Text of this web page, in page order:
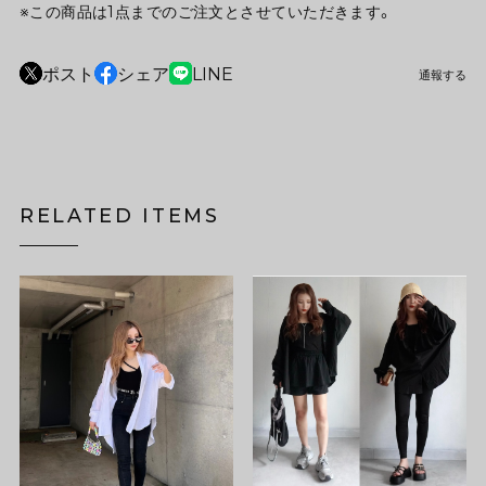
※この商品は1点までのご注文とさせていただきます。
ポスト シェア LINE 通報する
RELATED ITEMS